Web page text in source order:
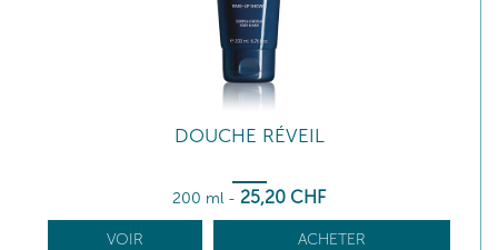
DOUCHE RÉVEIL
200 ml - 25,20 CHF
VOIR ACHETER